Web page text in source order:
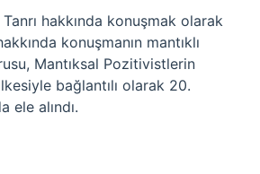
hakkında konuşmak olarak
konuşmanın mantıklı
Mantıksal Pozitivistlerin
bağlantılı olarak 20.
ele alındı.